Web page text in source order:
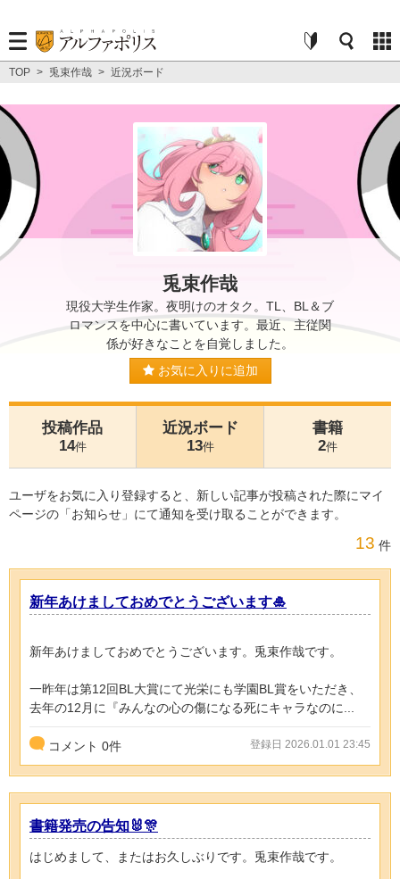
TOP > 兎束作哉 > 近況ボード
兎束作哉
現役大学生作家。夜明けのオタク。TL、BL＆ブ
ロマンスを中心に書いています。最近、主従関
係が好きなことを自覚しました。
お気に入りに追加
投稿作品
14件
近況ボード
13件
書籍
2件
ユーザをお気に入り登録すると、新しい記事が投稿された際にマイ
ページの「お知らせ」にて通知を受け取ることができます。
13 件
新年あけましておめでとうございます🎍
新年あけましておめでとうございます。兎束作哉です。
一昨年は第12回BL大賞にて光栄にも学園BL賞をいただき、
去年の12月に『みんなの心の傷になる死にキャラなのに...
コメント 0件 登録日 2026.01.01 23:45
書籍発売の告知🐰🎊
はじめまして、またはお久しぶりです。兎束作哉です。